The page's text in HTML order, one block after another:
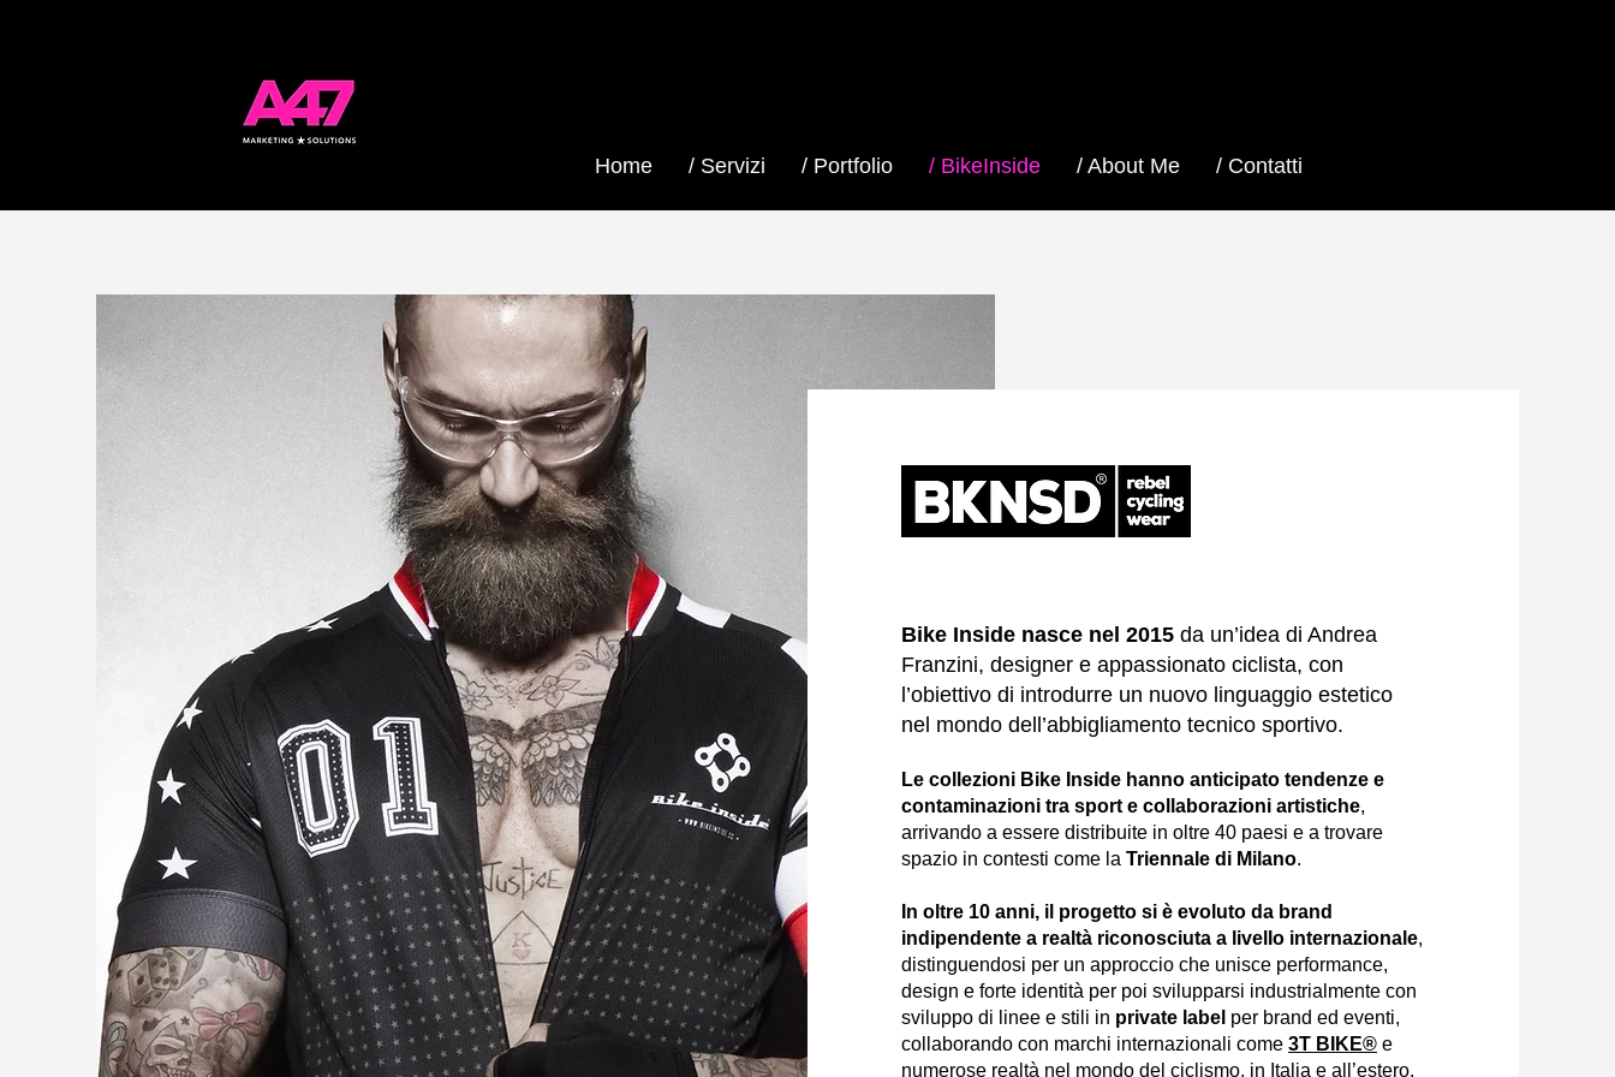
Home / Servizi / Portfolio / BikeInside / About Me / Contatti
Bike Inside nasce nel 2015 da un’idea di Andrea
Franzini, designer e appassionato ciclista, con
l’obiettivo di introdurre un nuovo linguaggio estetico
nel mondo dell’abbigliamento tecnico sportivo.
Le collezioni Bike Inside hanno anticipato tendenze e
contaminazioni tra sport e collaborazioni artistiche,
arrivando a essere distribuite in oltre 40 paesi e a trovare
spazio in contesti come la Triennale di Milano.
In oltre 10 anni, il progetto si è evoluto da brand
indipendente a realtà riconosciuta a livello internazionale,
distinguendosi per un approccio che unisce performance,
design e forte identità per poi svilupparsi industrialmente con
sviluppo di linee e stili in private label per brand ed eventi,
collaborando con marchi internazionali come 3T BIKE® e
numerose realtà nel mondo del ciclismo, in Italia e all’estero.